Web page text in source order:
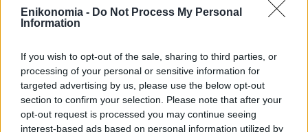
Enikonomia - Do Not Process My Personal
Information
If you wish to opt-out of the sale, sharing to third parties, or
processing of your personal or sensitive information for
targeted advertising by us, please use the below opt-out
section to confirm your selection. Please note that after your
opt-out request is processed you may continue seeing
interest-based ads based on personal information utilized by